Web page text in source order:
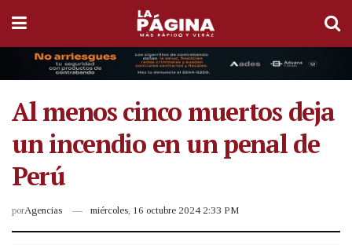
Al menos cinco muertos deja
un incendio en un penal de
Perú
porAgencias miércoles, 16 octubre 2024 2:33 PM